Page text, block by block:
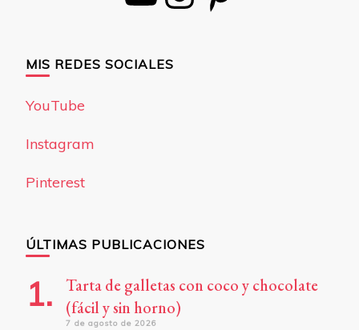
MIS REDES SOCIALES
YouTube
Instagram
Pinterest
ÚLTIMAS PUBLICACIONES
Tarta de galletas con coco y chocolate
(fácil y sin horno)
7 de agosto de 2026